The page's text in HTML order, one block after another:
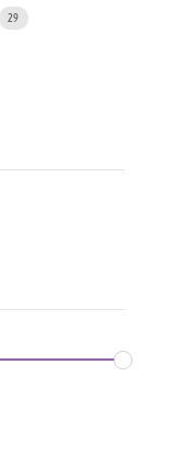
29